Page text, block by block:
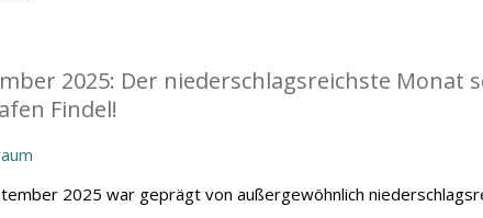
2025: Der niederschlagsreichste Monat
Findel!
2025 war geprägt von außergewöhnlich